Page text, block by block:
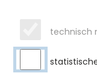
zuverlässiger und
Er ist als Bauhof-
Arbeitern und der
funktioniert.
technisch